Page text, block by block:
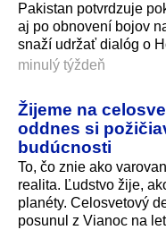
Pakistan potvrdzuje
aj po obnovení bojov
snaží udržať dialóg o
minulý týždeň
Žijeme na
oddnes si
budúcnosti
To, čo znie ako
realita. Ľudstvo žije,
planéty. Celosvetový
posunul z Vianoc na